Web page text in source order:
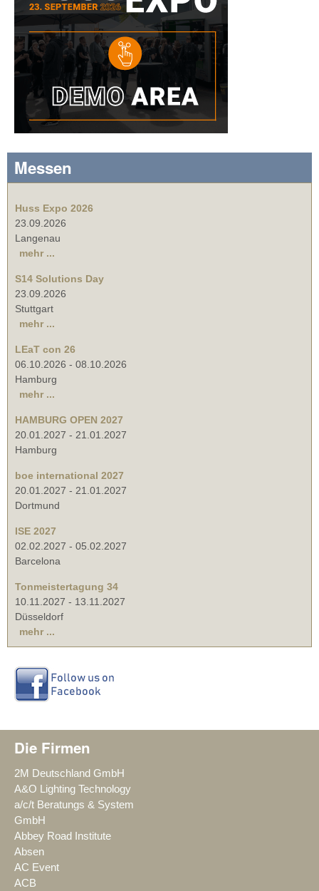
Messen
Huss Expo 2026
23.09.2026
Langenau
mehr ...
S14 Solutions Day
23.09.2026
Stuttgart
mehr ...
LEaT con 26
06.10.2026 - 08.10.2026
Hamburg
mehr ...
HAMBURG OPEN 2027
20.01.2027 - 21.01.2027
Hamburg
boe international 2027
20.01.2027 - 21.01.2027
Dortmund
ISE 2027
02.02.2027 - 05.02.2027
Barcelona
Tonmeistertagung 34
10.11.2027 - 13.11.2027
Düsseldorf
mehr ...
Die Firmen
2M Deutschland GmbH
A&O Lighting Technology
a/c/t Beratungs & System
GmbH
Abbey Road Institute
Absen
AC Event
ACB